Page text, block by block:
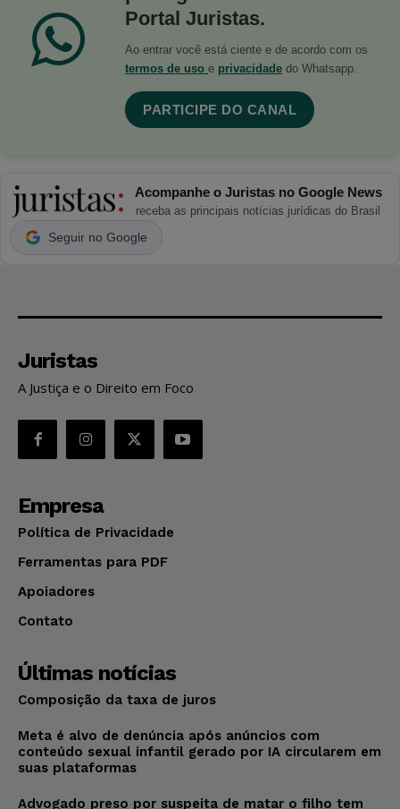
Portal Juristas.
Ao entrar você está ciente e de acordo com os
termos de uso e privacidade do Whatsapp.
PARTICIPE DO CANAL
Acompanhe o Juristas no Google News
receba as principais notícias jurídicas do Brasil
Seguir no Google
Juristas
A Justiça e o Direito em Foco
Empresa
Política de Privacidade
Ferramentas para PDF
Apoiadores
Contato
Últimas notícias
Composição da taxa de juros
Meta é alvo de denúncia após anúncios com
conteúdo sexual infantil gerado por IA circularem em
suas plataformas
Advogado preso por suspeita de matar o filho tem